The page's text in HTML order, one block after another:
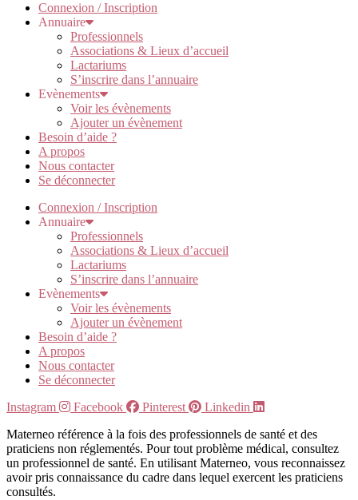
Connexion / Inscription
Annuaire
Professionnels
Associations & Lieux d’accueil
Lactariums
S’inscrire dans l’annuaire
Evènements
Voir les évènements
Ajouter un évènement
Besoin d’aide ?
A propos
Nous contacter
Se déconnecter
Connexion / Inscription
Annuaire
Professionnels
Associations & Lieux d’accueil
Lactariums
S’inscrire dans l’annuaire
Evènements
Voir les évènements
Ajouter un évènement
Besoin d’aide ?
A propos
Nous contacter
Se déconnecter
Instagram
Facebook Pinterest
Linkedin
Materneo référence à la fois des professionnels de santé et des
praticiens non réglementés. Pour tout problème médical, consultez
un professionnel de santé. En utilisant Materneo, vous reconnaissez
avoir pris connaissance du cadre dans lequel exercent les praticiens
consultés.